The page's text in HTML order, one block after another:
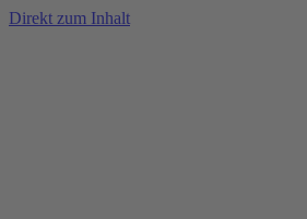
Direkt zum Inhalt